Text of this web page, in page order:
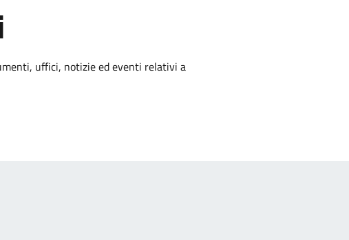
notizia
uffici, notizie ed eventi relativi a